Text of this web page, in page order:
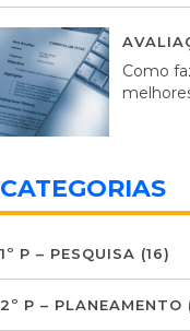
Como
CATEGORIAS
1º P – PESQUISA (16)
2º P – PLANEAMENTO